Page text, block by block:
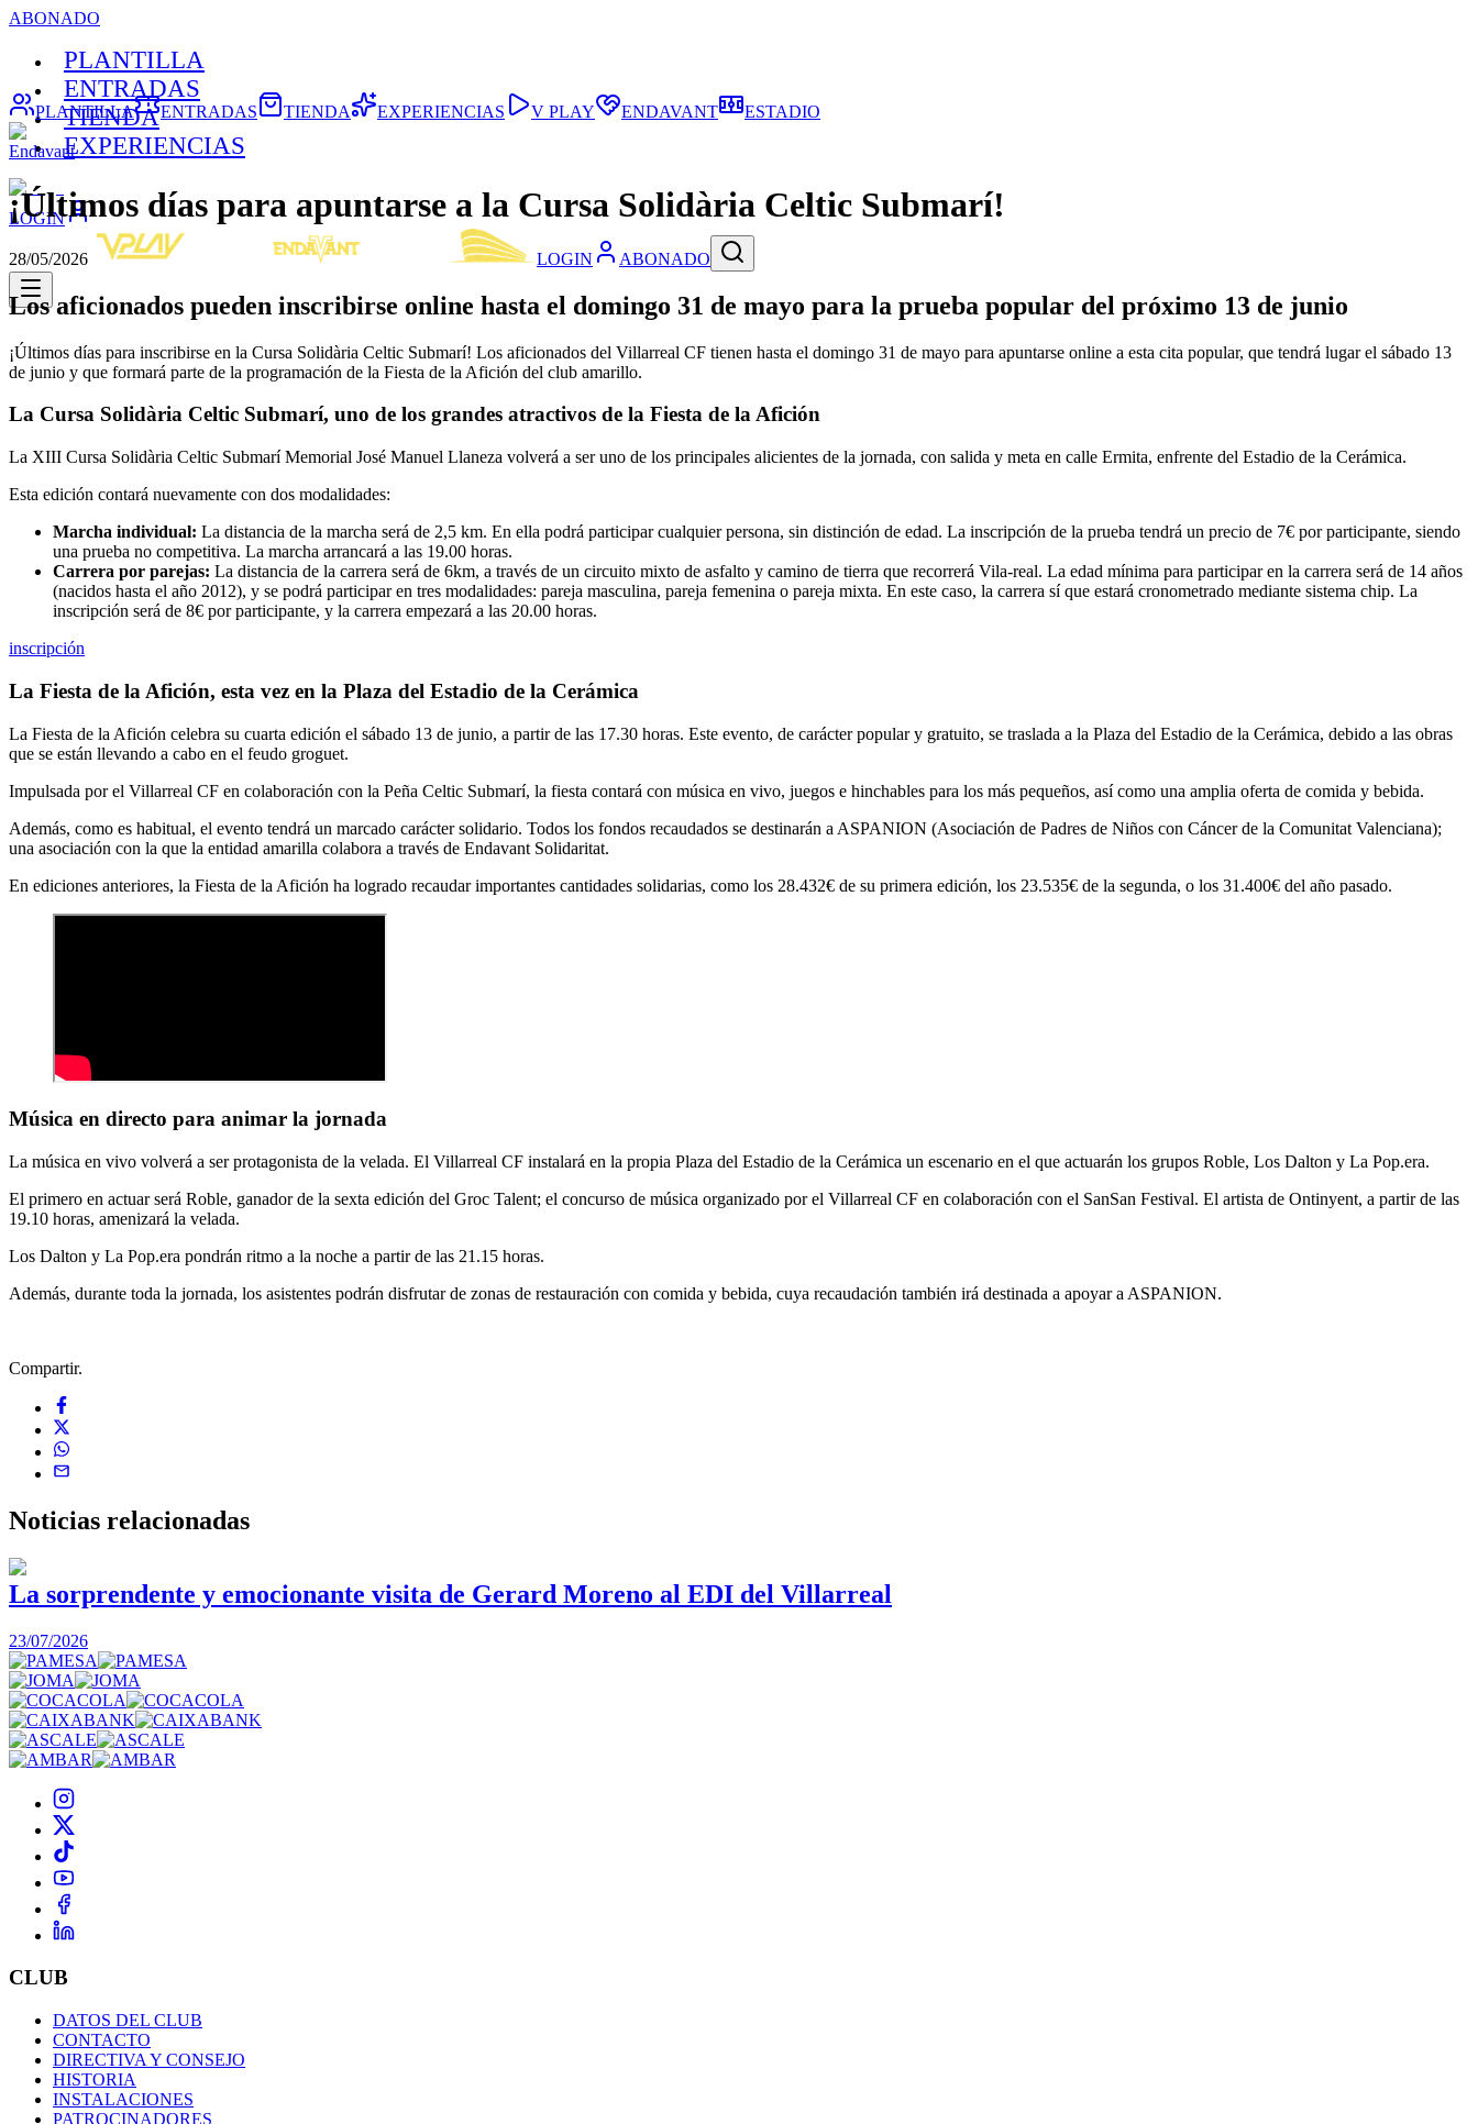
ABONADO
PLANTILLA
ENTRADAS
TIENDA
EXPERIENCIAS
LOGIN
LOGIN ABONADO
PLANTILLA ENTRADAS TIENDA EXPERIENCIAS V PLAY ENDAVANT ESTADIO
Endavant
¡Últimos días para apuntarse a la Cursa Solidària Celtic Submarí!
28/05/2026
Los aficionados pueden inscribirse online hasta el domingo 31 de mayo para la prueba popular del próximo 13 de junio
¡Últimos días para inscribirse en la Cursa Solidària Celtic Submarí! Los aficionados del Villarreal CF tienen hasta el domingo 31 de mayo para apuntarse online a esta cita popular, que tendrá lugar el sábado 13
de junio y que formará parte de la programación de la Fiesta de la Afición del club amarillo.
La Cursa Solidària Celtic Submarí, uno de los grandes atractivos de la Fiesta de la Afición
La XIII Cursa Solidària Celtic Submarí Memorial José Manuel Llaneza volverá a ser uno de los principales alicientes de la jornada, con salida y meta en calle Ermita, enfrente del Estadio de la Cerámica.
Esta edición contará nuevamente con dos modalidades:
Marcha individual: La distancia de la marcha será de 2,5 km. En ella podrá participar cualquier persona, sin distinción de edad. La inscripción de la prueba tendrá un precio de 7€ por participante, siendo
una prueba no competitiva. La marcha arrancará a las 19.00 horas.
Carrera por parejas: La distancia de la carrera será de 6km, a través de un circuito mixto de asfalto y camino de tierra que recorrerá Vila-real. La edad mínima para participar en la carrera será de 14 años
(nacidos hasta el año 2012), y se podrá participar en tres modalidades: pareja masculina, pareja femenina o pareja mixta. En este caso, la carrera sí que estará cronometrado mediante sistema chip. La
inscripción será de 8€ por participante, y la carrera empezará a las 20.00 horas.
inscripción
La Fiesta de la Afición, esta vez en la Plaza del Estadio de la Cerámica
La Fiesta de la Afición celebra su cuarta edición el sábado 13 de junio, a partir de las 17.30 horas. Este evento, de carácter popular y gratuito, se traslada a la Plaza del Estadio de la Cerámica, debido a las obras
que se están llevando a cabo en el feudo groguet.
Impulsada por el Villarreal CF en colaboración con la Peña Celtic Submarí, la fiesta contará con música en vivo, juegos e hinchables para los más pequeños, así como una amplia oferta de comida y bebida.
Además, como es habitual, el evento tendrá un marcado carácter solidario. Todos los fondos recaudados se destinarán a ASPANION (Asociación de Padres de Niños con Cáncer de la Comunitat Valenciana);
una asociación con la que la entidad amarilla colabora a través de Endavant Solidaritat.
En ediciones anteriores, la Fiesta de la Afición ha logrado recaudar importantes cantidades solidarias, como los 28.432€ de su primera edición, los 23.535€ de la segunda, o los 31.400€ del año pasado.
Música en directo para animar la jornada
La música en vivo volverá a ser protagonista de la velada. El Villarreal CF instalará en la propia Plaza del Estadio de la Cerámica un escenario en el que actuarán los grupos Roble, Los Dalton y La Pop.era.
El primero en actuar será Roble, ganador de la sexta edición del Groc Talent; el concurso de música organizado por el Villarreal CF en colaboración con el SanSan Festival. El artista de Ontinyent, a partir de las
19.10 horas, amenizará la velada.
Los Dalton y La Pop.era pondrán ritmo a la noche a partir de las 21.15 horas.
Además, durante toda la jornada, los asistentes podrán disfrutar de zonas de restauración con comida y bebida, cuya recaudación también irá destinada a apoyar a ASPANION.
Compartir.
Noticias relacionadas
La sorprendente y emocionante visita de Gerard Moreno al EDI del Villarreal
23/07/2026
CLUB
DATOS DEL CLUB
CONTACTO
DIRECTIVA Y CONSEJO
HISTORIA
INSTALACIONES
PATROCINADORES